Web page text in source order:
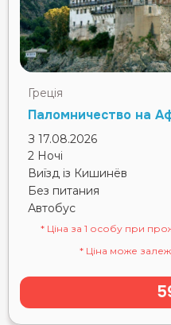
Греція
Паломничество на
З 17.08.2026
2 Ночі
Виїзд із Кишинёв
Без питания
Автобус
* Ціна за 1 особу при
* Ціна може